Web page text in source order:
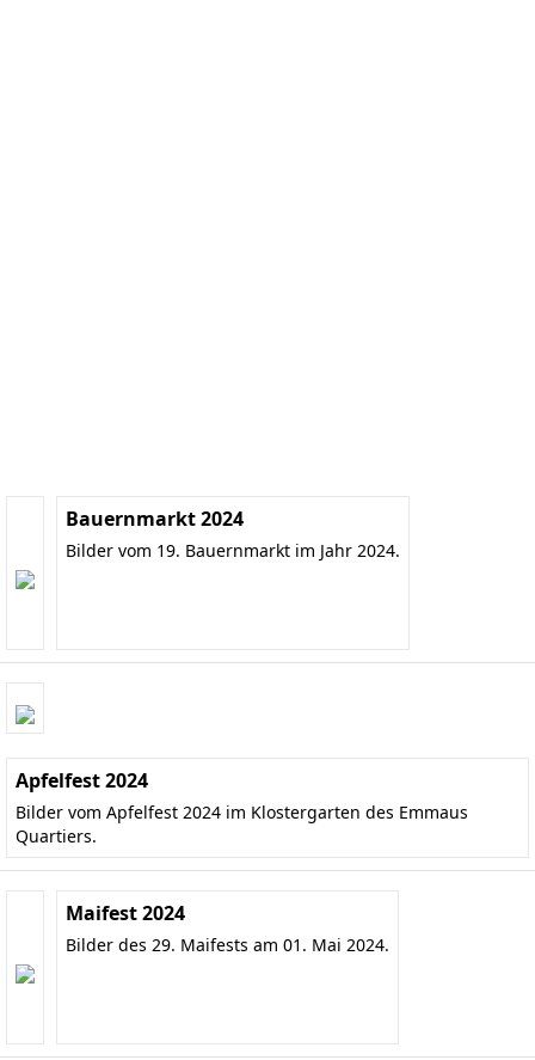
Bauernmarkt 2024
Bilder vom 19. Bauernmarkt im Jahr 2024.
Apfelfest 2024
Bilder vom Apfelfest 2024 im Klostergarten des Emmaus
Quartiers.
Maifest 2024
Bilder des 29. Maifests am 01. Mai 2024.